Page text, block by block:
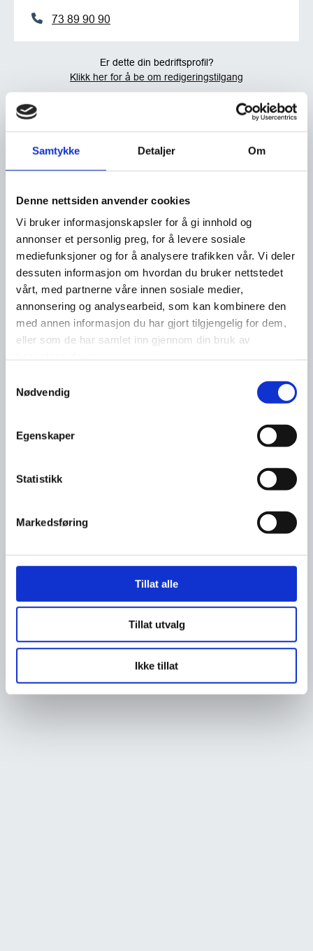
Samtykke Detaljer Om
Denne nettsiden anvender cookies
Vi bruker informasjonskapsler for å gi innhold og
annonser et personlig preg, for å levere sosiale
mediefunksjoner og for å analysere trafikken vår. Vi deler
dessuten informasjon om hvordan du bruker nettstedet
vårt, med partnerne våre innen sosiale medier,
annonsering og analysearbeid, som kan kombinere den
med annen informasjon du har gjort tilgjengelig for dem,
eller som de har samlet inn gjennom din bruk av
Nødvendig
Egenskaper
Statistikk
Markedsføring
Tillat alle
Tillat utvalg
Ikke tillat
73 89 90 90
Er dette din bedriftsprofil?
Klikk her for å be om redigeringstilgang